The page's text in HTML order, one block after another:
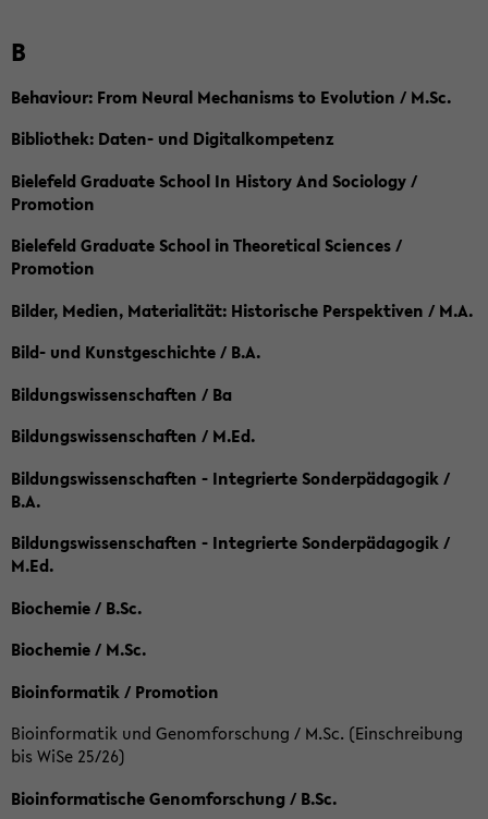
B
Behaviour: From Neural Mechanisms to Evolution / M.Sc.
Bibliothek: Daten- und Digitalkompetenz
Bielefeld Graduate School In History And Sociology /
Promotion
Bielefeld Graduate School in Theoretical Sciences /
Promotion
Bilder, Medien, Materialität: Historische Perspektiven / M.A.
Bild- und Kunstgeschichte / B.A.
Bildungswissenschaften / Ba
Bildungswissenschaften / M.Ed.
Bildungswissenschaften - Integrierte Sonderpädagogik /
B.A.
Bildungswissenschaften - Integrierte Sonderpädagogik /
M.Ed.
Biochemie / B.Sc.
Biochemie / M.Sc.
Bioinformatik / Promotion
Bioinformatik und Genomforschung / M.Sc. (Einschreibung
bis WiSe 25/26)
Bioinformatische Genomforschung / B.Sc.